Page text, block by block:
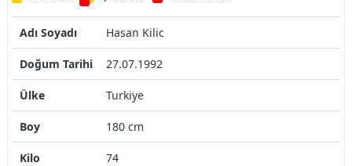
Adı Soyadı Hasan Kilic
Doğum Tarihi 27.07.1992
Ülke Turkiye
Boy 180 cm
Kilo 74